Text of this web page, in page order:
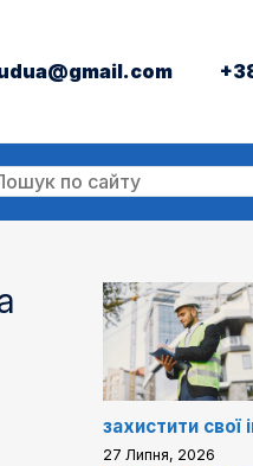
захистити свої
27 Липня, 2026